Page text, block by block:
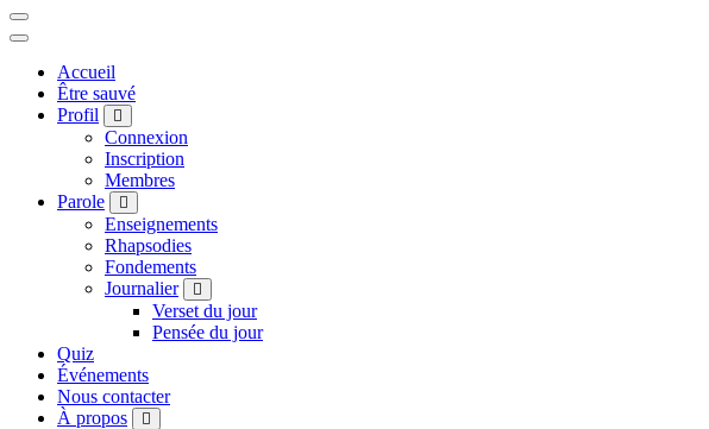
Accueil
Être sauvé
Profil
Connexion
Inscription
Membres
Parole
Enseignements
Rhapsodies
Fondements
Journalier
Verset du jour
Pensée du jour
Quiz
Événements
Nous contacter
À propos